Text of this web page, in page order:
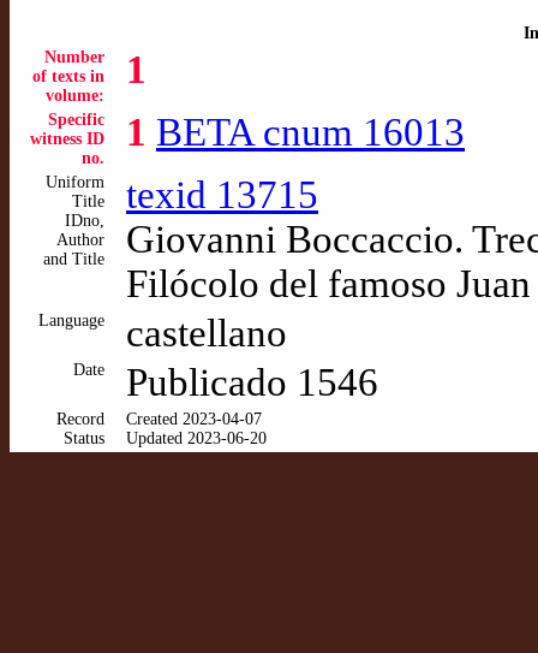
Number
of texts in
volume:
1
Specific
witness ID
no.
1 BETA cnum 16013
Uniform
Title
IDno,
Author
and Title
texid 13715
Giovanni Boccaccio.
Filócolo del famoso
Language castellano
Date Publicado 1546
Record
Status
Created 2023-04-07
Updated 2023-06-20